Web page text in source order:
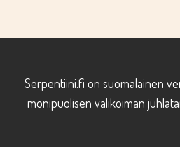
Serpentiini.fi on suomalainen
monipuolisen valikoiman